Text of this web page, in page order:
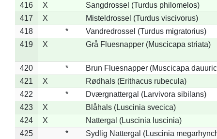
416
X
Sangdrossel (Turdus philomelos)
417
X
Misteldrossel (Turdus viscivorus)
418
*
Vandredrossel (Turdus migratorius)
419
X Grå Fluesnapper (Muscicapa striata)
420 *
Brun Fluesnapper (Muscicapa
421
X
Rødhals (Erithacus rubecula)
422
*
Dværgnattergal (Larvivora sibilans)
423
X
Blåhals (Luscinia svecica)
424
X
Nattergal (Luscinia luscinia)
425
*
Sydlig Nattergal (Luscinia